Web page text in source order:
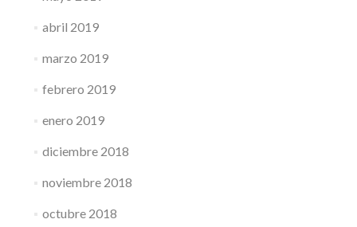
abril 2019
marzo 2019
febrero 2019
enero 2019
diciembre 2018
noviembre 2018
octubre 2018